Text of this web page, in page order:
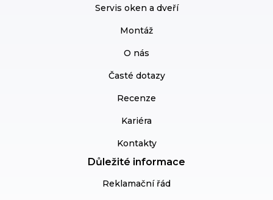
Servis oken a dveří
Montáž
O nás
Časté dotazy
Recenze
Kariéra
Kontakty
Důležité informace
Reklamační řád